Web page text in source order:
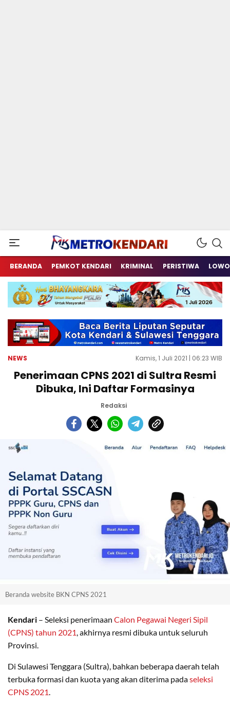
metrokendari
Berita Terkini Sulawesi Tenggara
BERANDA PEMKOT KENDARI KRIMINAL PERISTIWA
NEWS Kamis, 1 Juli 2021 | 06:23 WIB
Penerimaan CPNS 2021 di Sultra Resmi
Dibuka, Ini Daftar Formasinya
Redaksi
Beranda website BKN CPNS 2021
Kendari – Seleksi penerimaan Calon Pegawai Negeri Sipil
(CPNS) tahun 2021 , akhirnya resmi dibuka untuk seluruh
Provinsi.
Di Sulawesi Tenggara (Sultra), bahkan beberapa daerah telah
terbuka formasi dan kuota yang akan diterima padaseleksi
CPNS 2021